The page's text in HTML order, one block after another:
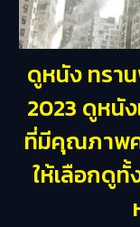
ดูหนัง ทรา
2023 ดูหนั
ที่มีคุณภาพค
ให้เลือกดู